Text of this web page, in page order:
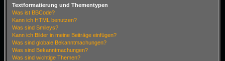
Textformatierung und Thementypen
Was ist BBCode?
Kann ich HTML benutzen?
Was sind Smileys?
Kann ich Bilder in meine Beiträge einfügen?
Was sind globale Bekanntmachungen?
Was sind Bekanntmachungen?
Was sind wichtige Themen?